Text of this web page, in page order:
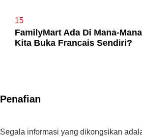
15
FamilyMart Ada Di Mana-
Kita Buka Francais Sendiri?
Penafian
Segala informasi yang dikongsikan